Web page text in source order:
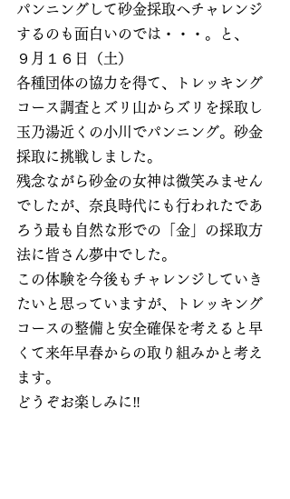
パンニングして砂金採取へチャレンジ
するのも面白いのでは・・・。と、
９月１６日（土）
各種団体の協力を得て、トレッキング
コース調査とズリ山からズリを採取し
玉乃湯近くの小川でパンニング。砂金
採取に挑戦しました。
残念ながら砂金の女神は微笑みません
でしたが、奈良時代にも行われたであ
ろう最も自然な形での「金」の採取方
法に皆さん夢中でした。
この体験を今後もチャレンジしていき
たいと思っていますが、トレッキング
コースの整備と安全確保を考えると早
くて来年早春からの取り組みかと考え
ます。
どうぞお楽しみに‼